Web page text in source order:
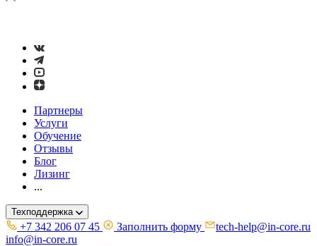
Партнеры
Услуги
Обучение
Отзывы
Блог
Лизинг
...
Техподдержка
+7 342 206 07 45 Заполнить форму
tech-help@in-core.ru
info@in-core.ru